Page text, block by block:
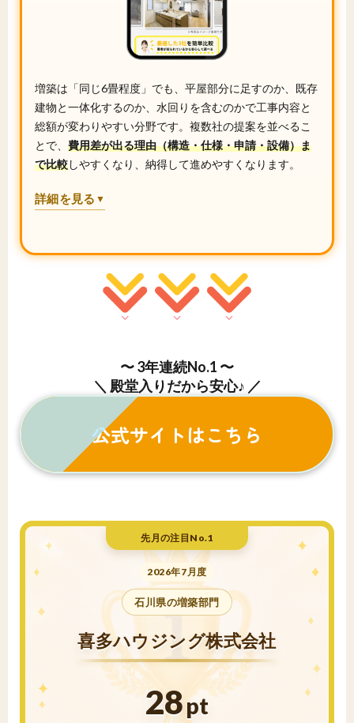
増築は「同じ6畳程度」でも、平屋部分に足すのか、既存
建物と一体化するのか、水回りを含むのかで工事内容と
総額が変わりやすい分野です。複数社の提案を並べるこ
とで、 費用差が出る理由（構造・仕様・申請・設備）ま
で比較しやすくなり、納得して進めやすくなります。
詳細を見る ▼
〜 3年連続No.1 〜
＼ 殿堂入りだから安心♪ ／
公式サイトはこちら
先月の注目No.1
2026年7月度
石川県の増築部門
喜多ハウジング株式会社
28pt